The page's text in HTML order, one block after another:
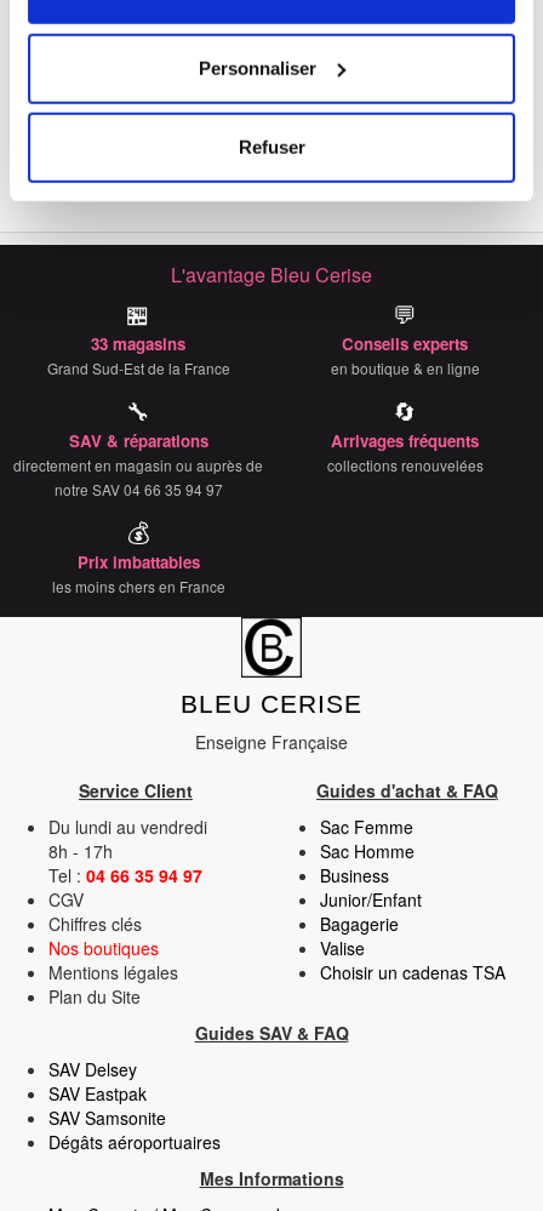
Collecter des informations sur votre localisation
géographique qui peuvent être précises à plusieurs
mètres près
pour en relever les caractéristiques spécifiques
(empreintes digitales).
personnelles et définir vos préférences, reportez-vous à
section « Détails ». Vous pouvez modifier ou retirer
votre consentement à tout moment à partir de la
déclaration sur les cookies.
et les annonces, d'offrir des fonctionnalités relatives aux
médias sociaux et d'analyser notre trafic. Nous
partageons également des informations sur l'utilisation de
publicité et d'analyse, qui peuvent combiner celles-ci
avec d'autres informations que vous leur avez fournies
Personnaliser
Refuser
Sac à dos porte-ordinateur et voyage
L'avantage Bleu Cerise
🏪
33 magasins
Grand Sud-Est de la France
💬
Conseils experts
en boutique & en ligne
🔧
SAV & réparations
directement en magasin ou auprès de
notre SAV 04 66 35 94 97
🔄
Arrivages fréquents
collections renouvelées
💰
Prix imbattables
les moins chers en France
BLEU CERISE
Enseigne Française
Service Client
Guides d'achat & FAQ
Du lundi au vendredi
8h - 17h
Tel : 04 66 35 94 97
CGV
Chiffres clés
Nos boutiques
Mentions légales
Plan du Site
Sac Femme
Sac Homme
Business
Junior/Enfant
Bagagerie
Valise
Choisir un cadenas TSA
Guides SAV & FAQ
SAV Delsey
SAV Eastpak
SAV Samsonite
Dégâts aéroportuaires
Mes Informations